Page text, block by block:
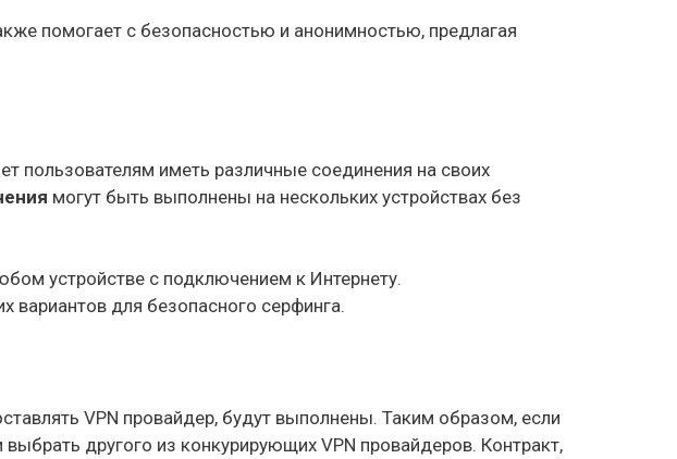
помогает с безопасностью и анонимностью, предлагая
пользователям иметь различные соединения на своих
могут быть выполнены на нескольких устройствах без
устройстве с подключением к Интернету.
VPN провайдер, будут выполнены. Таким образом, если
другого из конкурирующих VPN провайдеров. Контракт,